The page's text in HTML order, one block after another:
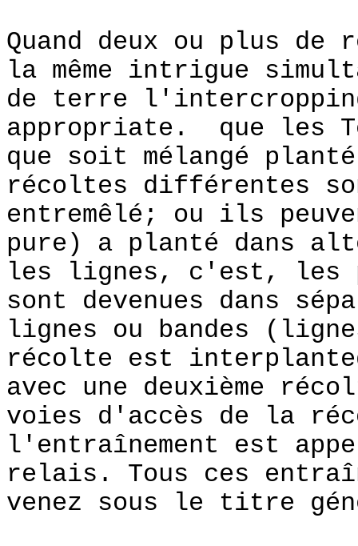
Quand deux ou plus
la même intrigue
de terre
appropriate. que les
que soit mélangé
récoltes différentes
entremêlé; ou ils
pure) a planté dans
les lignes, c'est, les
sont devenues dans
lignes ou bandes
récolte est
avec une deuxième
voies d'accès de la
l'entraînement est
relais. Tous ces
venez sous le titre